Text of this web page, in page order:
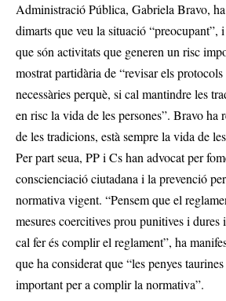
Administració Pública, Gabriela Bravo,
dimarts que veu la situació “preocupant”,
que són activitats que generen un risc
mostrat partidària de “revisar els protocols
necessàries perquè, si cal mantindre les
en risc la vida de les persones”. Bravo ha
de les tradicions, està sempre la vida de
Per part seua, PP i Cs han advocat per
conscienciació ciutadana i la prevenció
normativa vigent. “Pensem que el
mesures coercitives prou punitives i dures
cal fer és complir el reglament”, ha
que ha considerat que “les penyes
important per a complir la normativa”.